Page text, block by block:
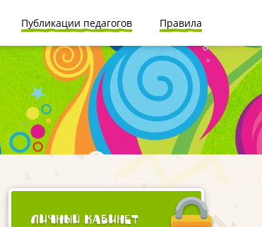
Публикации педагогов Правила
Личный кабинет